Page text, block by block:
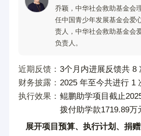
困境学生家庭，收集学生家
庭成员健康状况、学生学习
息，并进行线上申报;
资助名单入户发放暖心礼;
3、每年5月至8月发放春季学
行监管回访
①各地执行机构、助学专员
乔颖，中华社会救助基金会
任中国青少年发展基金会爱
责人，中华社会救助基金会
负责人。
近期反馈： 3个月内进展反馈共 8
财务披露： 2025 年至今共进行 1
执行效果： 鲲鹏助学项目截止
拨付助学款1719.89万
展开项目预算、执行计划、捐